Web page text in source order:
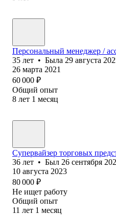
Персональный менеджер /
35 лет • Была 29 августа
26 марта 2021
60 000 ₽
Общий опыт
8 лет 1 месяц
Супервайзер торговых
36 лет • Был 26 сентября
10 августа 2023
80 000 ₽
Не ищет работу
Общий опыт
11 лет 1 месяц